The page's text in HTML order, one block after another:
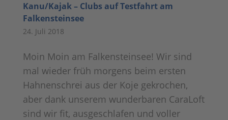
Kanu/Kajak – Clubs auf Testfahrt am
Falkensteinsee
24. Juli 2018
Moin Moin am Falkensteinsee! Wir sind
mal wieder früh morgens beim ersten
Hahnenschrei aus der Koje gekrochen,
aber dank unserem wunderbaren CaraLoft
sind wir fit, ausgeschlafen und voller